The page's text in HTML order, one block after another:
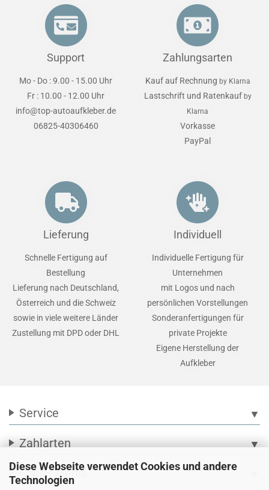
Diese Webseite verwendet Cookies und andere
Technologien
Support
Mo - Do : 9.00 - 15.00 Uhr
Fr : 10.00 - 12.00 Uhr
info@top-autoaufkleber.de
06825-40306460
Zahlungsarten
Kauf auf Rechnung by Klarna
Lastschrift und Ratenkauf by
Klarna
Vorkasse
PayPal
Lieferung
Schnelle Fertigung auf
Bestellung
Lieferung nach Deutschland,
Österreich und die Schweiz
sowie in viele weitere Länder
Zustellung mit DPD oder DHL
Individuell
Individuelle Fertigung für
Unternehmen
mit Logos und nach
persönlichen Vorstellungen
Sonderanfertigungen für
private Projekte
Eigene Herstellung der
Aufkleber
Service ▼
Zahlarten ▼
Social Media